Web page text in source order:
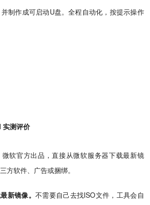
制作成可启动U盘。全程自动化，按提示操作
测评价
微软官方出品，直接从微软服务器下载最新镜
方软件、广告或捆绑。
新镜像。 不需要自己去找ISO文件，工具会自